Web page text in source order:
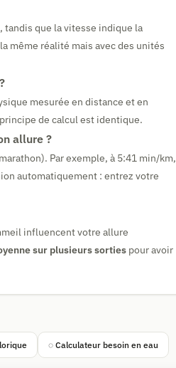
tandis que la vitesse indique la
même réalité mais avec des unités
mesurée en distance et en
de calcul est identique.
allure ?
Par exemple, à 5:41 min/km,
automatiquement : entrez votre
influencent votre allure
sur plusieurs sorties pour avoir
◌ Calculateur besoin en eau